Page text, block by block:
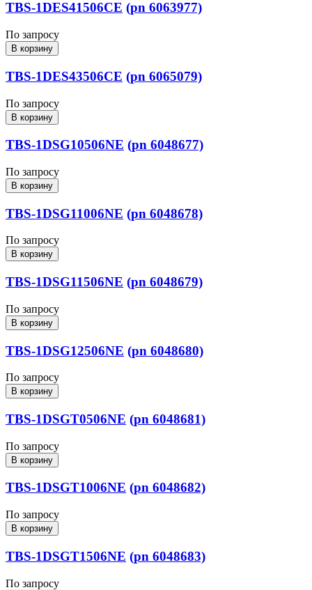
TBS-1DES41506CE (pn 6063977)
По запросу
В корзину
TBS-1DES43506CE (pn 6065079)
По запросу
В корзину
TBS-1DSG10506NE (pn 6048677)
По запросу
В корзину
TBS-1DSG11006NE (pn 6048678)
По запросу
В корзину
TBS-1DSG11506NE (pn 6048679)
По запросу
В корзину
TBS-1DSG12506NE (pn 6048680)
По запросу
В корзину
TBS-1DSGT0506NE (pn 6048681)
По запросу
В корзину
TBS-1DSGT1006NE (pn 6048682)
По запросу
В корзину
TBS-1DSGT1506NE (pn 6048683)
По запросу